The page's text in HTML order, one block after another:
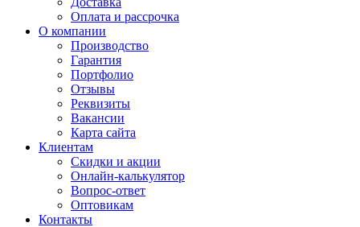
Оплата и рассрочка
О компании
Производство
Гарантия
Портфолио
Отзывы
Реквизиты
Вакансии
Карта сайта
Клиентам
Скидки и акции
Онлайн-калькулятор
Вопрос-ответ
Оптовикам
Контакты